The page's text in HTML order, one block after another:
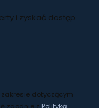
i zyskać dostęp
zakresie dotyczącym